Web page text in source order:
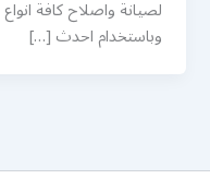
لصيانة واصلاح كافة
وباستخدام احدث […]